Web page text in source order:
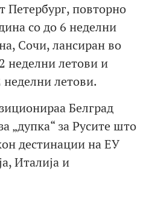
Петербург, повторно
со до 6 неделни
Сочи, лансиран во
неделни летови и
неделни летови.
Белград
„дупка“ за Русите што
дестинации на ЕУ
Италија и